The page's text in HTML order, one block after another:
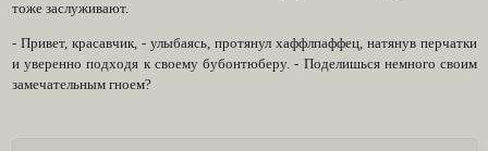
тоже заслуживают.
- Привет, красавчик, - улыбаясь, протянул хаффлпаффец, натянув перчатки
и уверенно подходя к своему бубонтюберу. - Поделишься немного своим
замечательным гноем?